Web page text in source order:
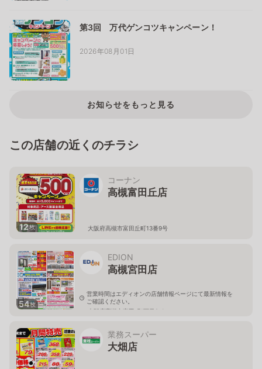
第3回 万代ゲンコツキャンペーン！
2026年08月01日
お知らせをもっと見る
この店舗の近くのチラシ
12枚
コーナン
高槻富田丘店
大阪府高槻市富田丘町13番9号
54枚
EDION
高槻宮田店
営業時間はエディオンの店舗情報ページにて最新情報を
ご確認ください。
大阪府高槻市宮田町1丁目2-1
業務スーパー
大畑店